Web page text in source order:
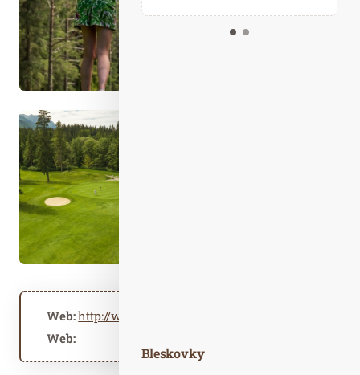
Kalendář událostí
Odebírejte náš newsletter
Web:http://www.kaiserwinkl.com
Web:
Bleskovky